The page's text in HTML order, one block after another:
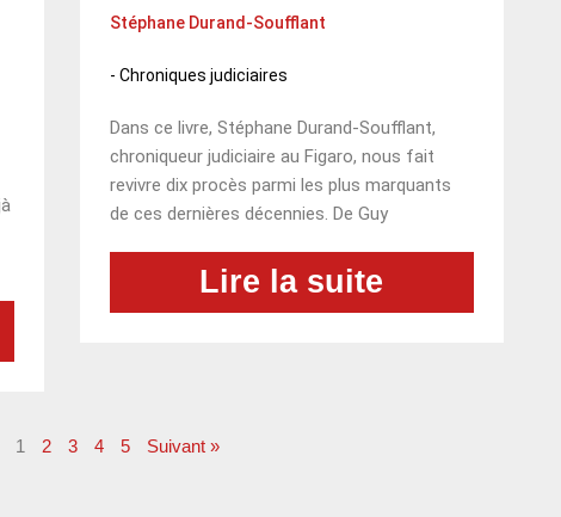
Stéphane Durand-Soufflant
- Chroniques judiciaires
Dans ce livre, Stéphane Durand-Soufflant,
chroniqueur judiciaire au Figaro, nous fait
revivre dix procès parmi les plus marquants
de ces dernières décennies. De Guy
Lire la suite
1 2 3 4 5 Suivant »